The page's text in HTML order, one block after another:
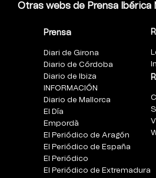
Otras webs de Prensa Ibérica
Prensa
Diari de Girona
Diario de Córdoba
Diario de Ibiza
INFORMACIÓN
Diario de Mallorca
El Día
Empordà
El Periódico de Aragón
El Periódico de España
El Periódico
El Periódico de Extremadura